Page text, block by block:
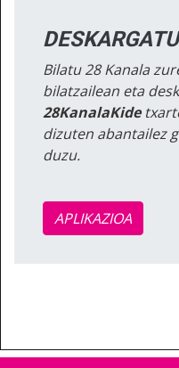
Bilatu 28 Kanala
bilatzailean eta
28KanalaKide
dizuten abantailez
duzu.
APLIKAZIOA